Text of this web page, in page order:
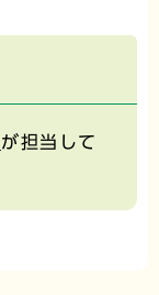
が担当して